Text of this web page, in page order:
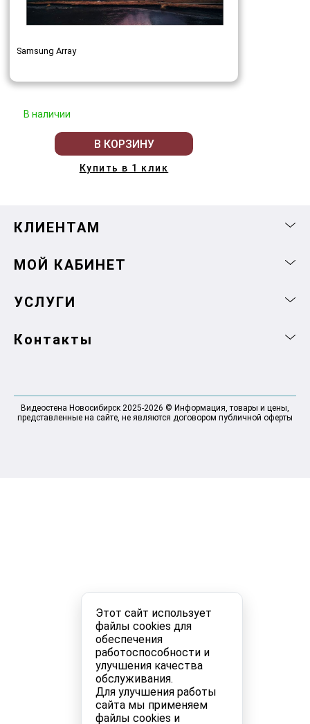
Этот сайт использует
файлы cookies для
обеспечения
работоспособности и
улучшения качества
обслуживания.
Для улучшения работы
сайта мы применяем
файлы cookies и
Samsung Array
В наличии
В КОРЗИНУ
Купить в 1 клик
КЛИЕНТАМ
МОЙ КАБИНЕТ
УСЛУГИ
Контакты
Видеостена Новосибирск 2025-2026 © Информация, товары и цены,
представленные на сайте, не являются договором публичной оферты